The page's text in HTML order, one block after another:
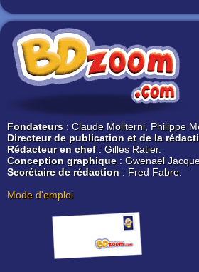
Fondateurs : Claude Moliterni, Philippe
Directeur de publication et de la
Rédacteur en chef: Gilles Ratier.
Conception graphique: Gwenaël
Secrétaire de rédaction : Fred Fabre.
Mode d'emploi